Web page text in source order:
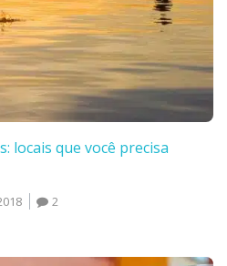
locais que você precisa
2